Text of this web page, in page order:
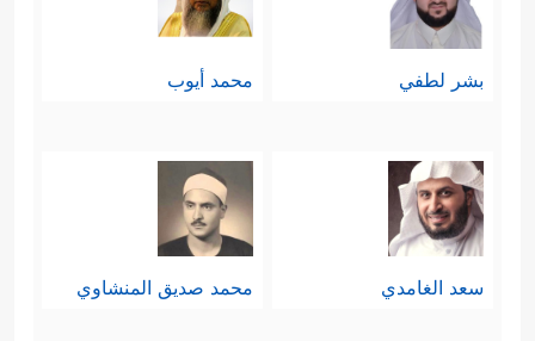
بشر لطفي محمد أيوب
سعد الغامدي محمد صديق المنشاوي